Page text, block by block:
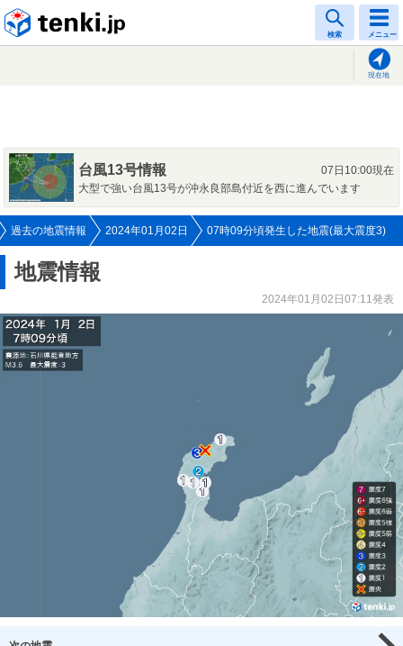
検索 メニュー
現在地
台風13号情報
07日10:00現在
大型で強い台風13号が沖永良部島付近を西に進んでいます
過去の地震情報 2024年01月02日 07時09分頃発生した地震(最大震度3)
地震情報
2024年01月02日07:11発表